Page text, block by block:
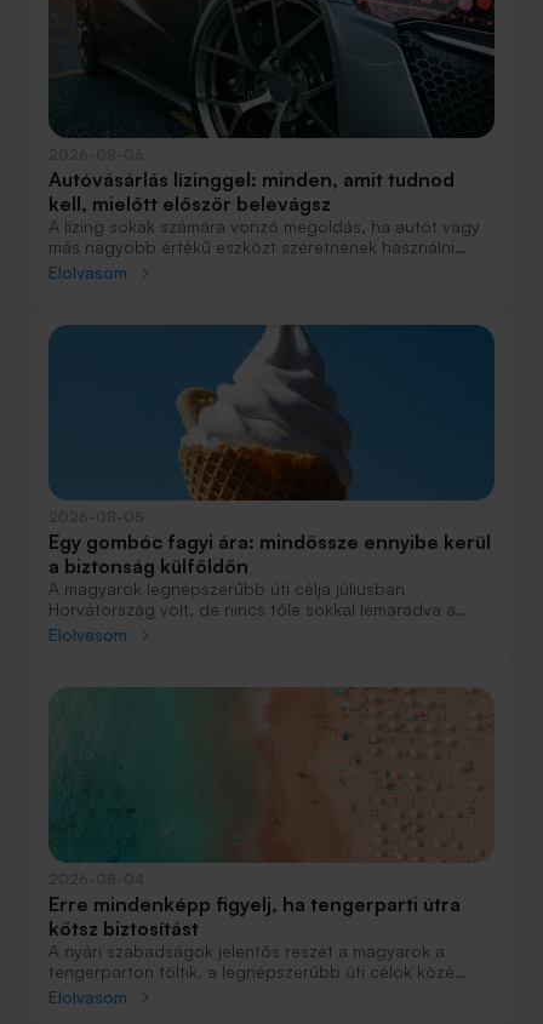
Autóvásárlás lízinggel: minden, amit tudnod
kell, mielőtt először belevágsz
A lízing sokak számára vonzó megoldás, ha autót vagy
más nagyobb értékű eszközt szeretnének használni
anélkül, hogy azt egy összegben ki kellene fizetniük.
fogalmak közül, amelyekkel biztosan találkozol.
Elolvasom
Egy gombóc fagyi ára: mindössze ennyibe kerül
a biztonság külföldön
A magyarok legnépszerűbb úti célja júliusban
Horvátország volt, de nincs tőle sokkal lemaradva a
júniust megnyerő Olaszország sem. A tengerparti
nyaralásnak, mint repülővel.
Elolvasom
Erre mindenképp figyelj, ha tengerparti útra
kötsz biztosítást
A nyári szabadságok jelentős részét a magyarok a
tengerparton töltik, a legnépszerűbb úti célok közé
Horvátország, Olaszország és Görögország tartozik. A
Elolvasom